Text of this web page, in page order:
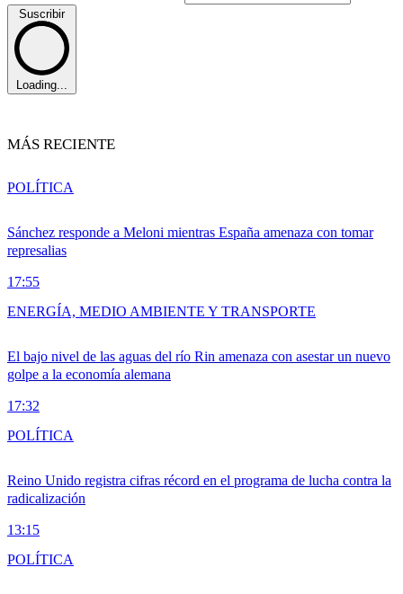
Suscribir
Loading...
MÁS RECIENTE
Sánchez responde a Meloni mientras España amenaza con tomar
represalias
17:55
POLÍTICA
El bajo nivel de las aguas del río Rin amenaza con asestar un nuevo
golpe a la economía alemana
17:32
ENERGÍA, MEDIO AMBIENTE Y TRANSPORTE
Reino Unido registra cifras récord en el programa de lucha contra la
radicalización
13:15
POLÍTICA
POLÍTICA